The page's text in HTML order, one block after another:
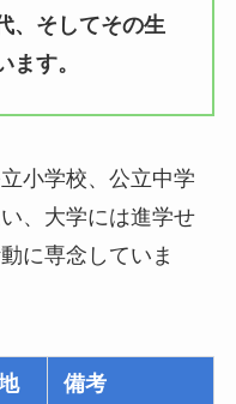
、そしてその生
す。
小学校、公立中学
、大学には進学せ
に専念していま
備考